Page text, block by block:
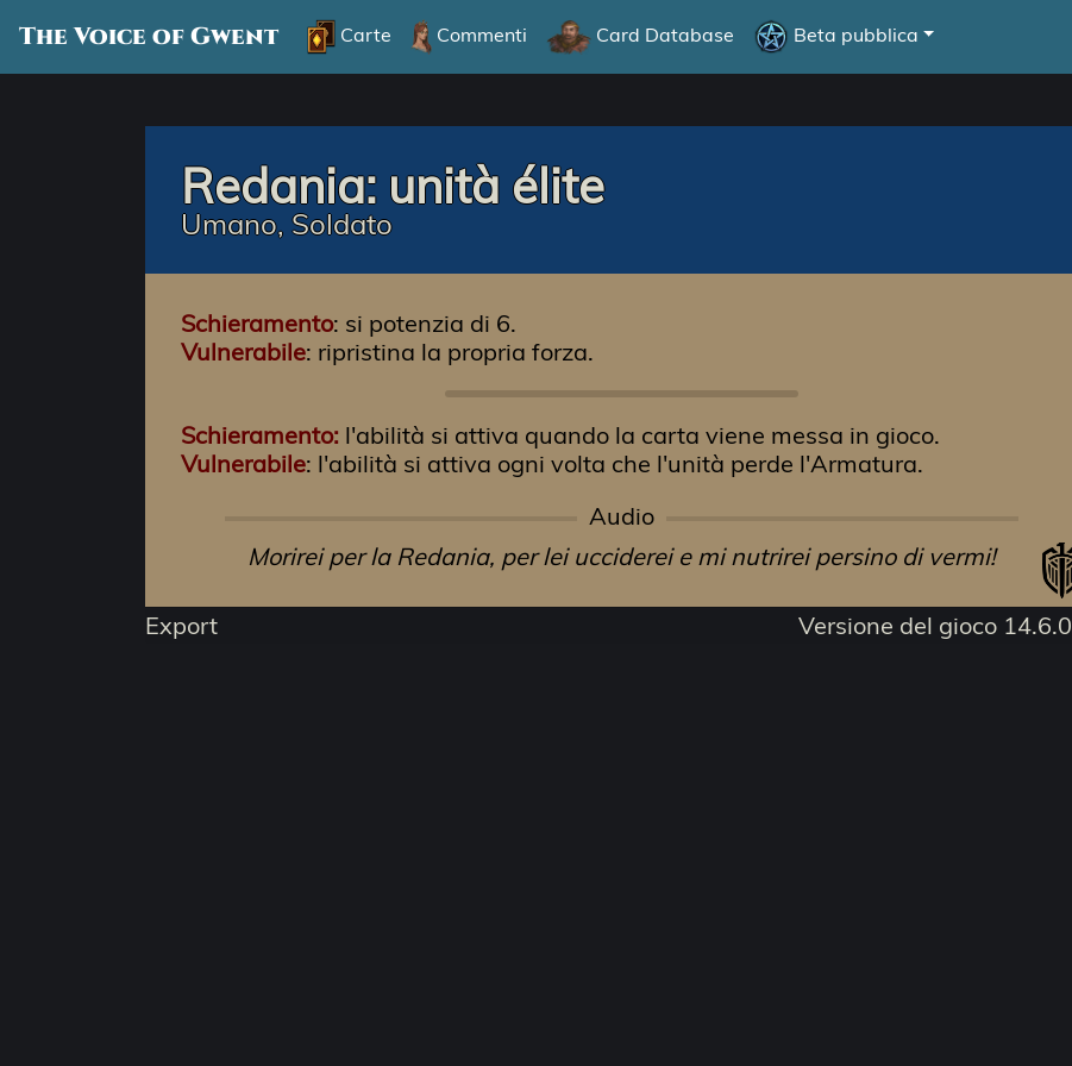
The Voice of Gwent Carte Commenti Card Database Beta pubblica
Redania: unità élite
Umano, Soldato
Schieramento: si potenzia di 6.
Vulnerabile: ripristina la propria forza.
Schieramento: l'abilità si attiva quando la carta viene messa in gioco.
Vulnerabile: l'abilità si attiva ogni volta che l'unità perde l'Armatura.
Audio
Morirei per la Redania, per lei ucciderei e mi nutrirei persino di vermi!
Export Versione del gioco 14.6.0